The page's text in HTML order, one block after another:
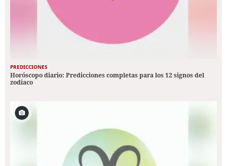
PREDICCIONES
Horóscopo diario: Predicciones completas para los 12 signos del
zodiaco